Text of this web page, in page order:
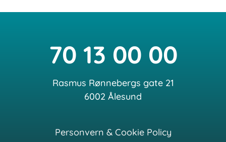
70 13 00 00
Rasmus Rønnebergs gate 21
6002 Ålesund
Personvern & Cookie Policy